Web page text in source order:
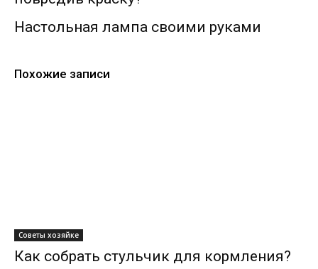
Настольная лампа своими руками
Похожие записи
Советы хозяйке
Как собрать стульчик для кормления?